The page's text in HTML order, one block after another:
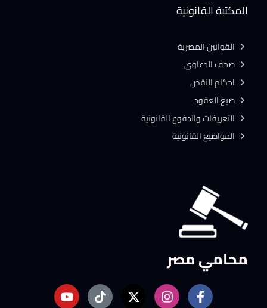
محامي مصر
المكتبة القانونية
القوانين المصرية
صحف الدعاوى
احكام النقض
صيغ العقود
التعريفات والدفوع القانونية
المواضيع القانونية